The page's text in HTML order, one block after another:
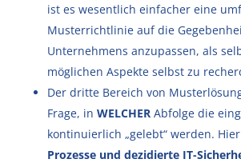
ist es wesentlich einfacher eine
Musterrichtlinie auf die
Unternehmens anzupassen, als
möglichen Aspekte selbst zu
Der dritte Bereich von
Frage, in WELCHERAbfolge die
kontinuierlich „gelebt“ werden.
Prozesse und dezidierte IT-